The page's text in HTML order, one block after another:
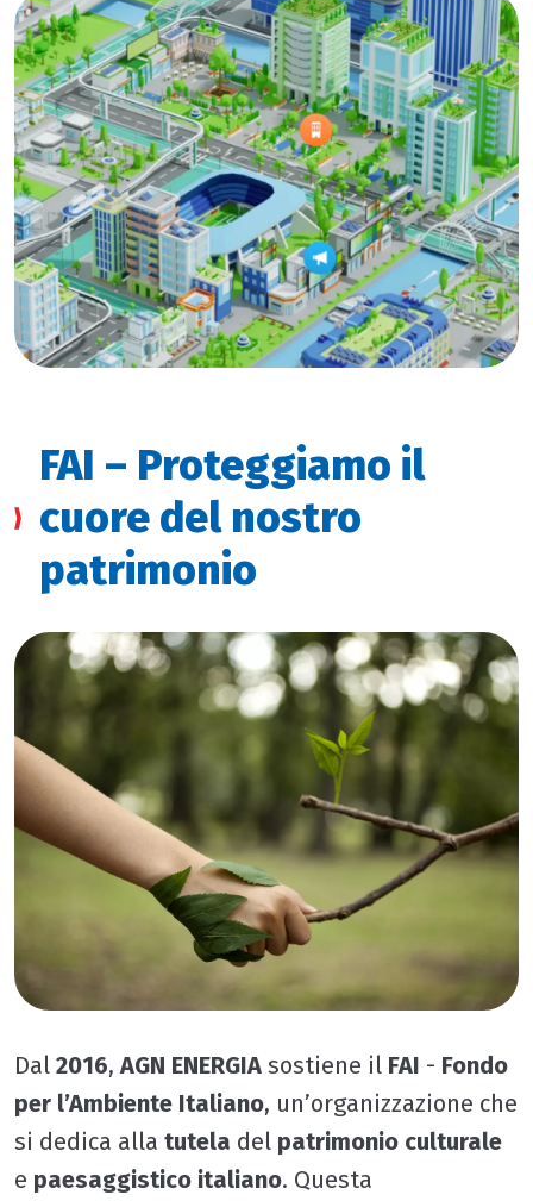
FAI – Proteggiamo il
cuore del nostro
patrimonio
Dal 2016, AGN ENERGIA sostiene il FAI - Fondo
per l’Ambiente Italiano, un’organizzazione che
si dedica alla tutela del patrimonio culturale
e paesaggistico italiano. Questa